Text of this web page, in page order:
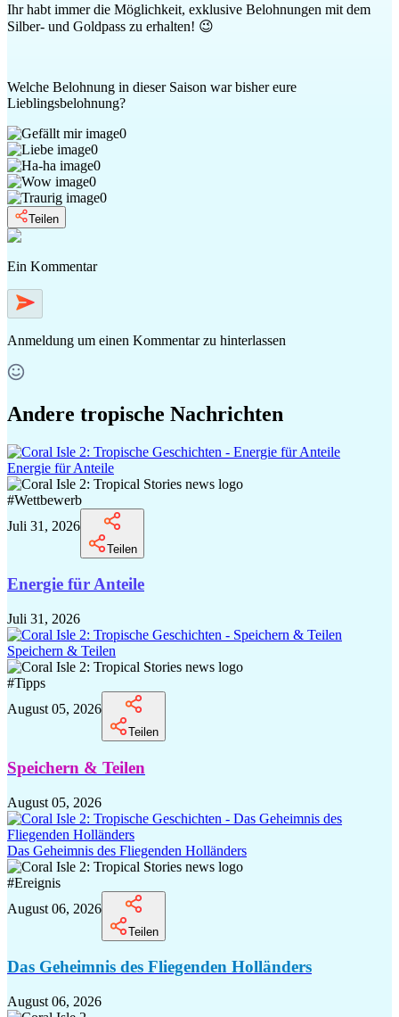
Ihr habt immer die Möglichkeit, exklusive Belohnungen mit dem
Silber- und Goldpass zu erhalten! 😉
Welche Belohnung in dieser Saison war bisher eure
Lieblingsbelohnung?
0
0
0
0
0
Teilen
Ein Kommentar
Anmeldung um einen Kommentar zu hinterlassen
Andere tropische Nachrichten
Energie für Anteile
#Wettbewerb
Juli 31, 2026
Teilen
Energie für Anteile
Juli 31, 2026
Speichern & Teilen
#Tipps
August 05, 2026
Teilen
Speichern & Teilen
August 05, 2026
Das Geheimnis des Fliegenden Holländers
#Ereignis
August 06, 2026
Teilen
Das Geheimnis des Fliegenden Holländers
August 06, 2026